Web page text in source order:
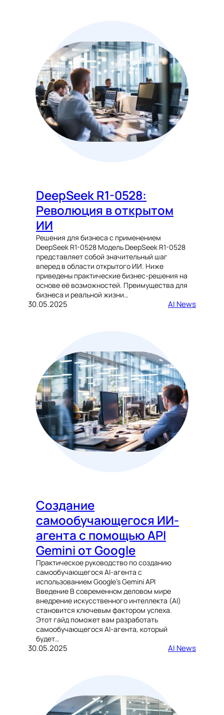
DeepSeek R1-0528:
Революция в открытом
ИИ
Решения для бизнеса с применением
DeepSeek R1-0528 Модель DeepSeek R1-0528
представляет собой значительный шаг
вперед в области открытого ИИ. Ниже
приведены практические бизнес-решения на
основе её возможностей. Преимущества для
бизнеса и реальной жизни…
30.05.2025 AI News
Создание
самообучающегося ИИ-
агента с помощью API
Gemini от Google
Практическое руководство по созданию
самообучающегося AI-агента с
использованием Google’s Gemini API
Введение В современном деловом мире
внедрение искусственного интеллекта (AI)
становится ключевым фактором успеха.
Этот гайд поможет вам разработать
самообучающегося AI-агента, который
будет…
30.05.2025 AI News